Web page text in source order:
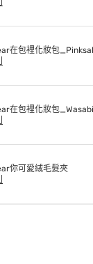
在包裡化妝包
在包裡化妝包
你可愛絨毛髮夾